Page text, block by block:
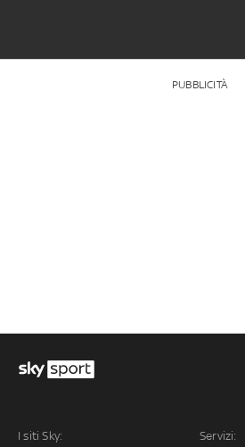
PUBBLICITÀ
I siti Sky: Servizi: